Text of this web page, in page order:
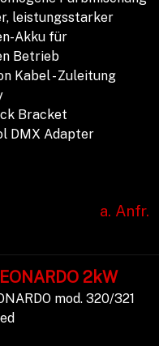
leistungsstarker
Akku für
Betrieb
Kabel - Zuleitung
Bracket
DMX Adapter
a. Anfr.
2kW
mod. 320/321